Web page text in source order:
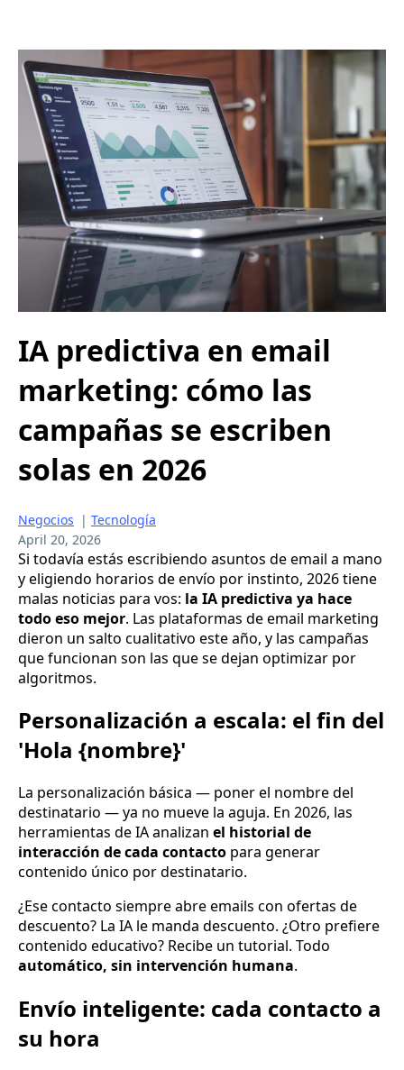
IA predictiva en email
marketing: cómo las
campañas se escriben
solas en 2026
Negocios | Tecnología
April 20, 2026
Si todavía estás escribiendo asuntos de email a mano
y eligiendo horarios de envío por instinto, 2026 tiene
malas noticias para vos: la IA predictiva ya hace
todo eso mejor. Las plataformas de email marketing
dieron un salto cualitativo este año, y las campañas
que funcionan son las que se dejan optimizar por
algoritmos.
Personalización a escala: el fin del
'Hola {nombre}'
La personalización básica — poner el nombre del
destinatario — ya no mueve la aguja. En 2026, las
herramientas de IA analizan el historial de
interacción de cada contacto para generar
contenido único por destinatario.
¿Ese contacto siempre abre emails con ofertas de
descuento? La IA le manda descuento. ¿Otro prefiere
contenido educativo? Recibe un tutorial. Todo
automático, sin intervención humana.
Envío inteligente: cada contacto a
su hora